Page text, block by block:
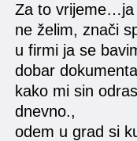
Za to vrijeme…ja
ne želim, znači
u firmi ja se
dobar
kako mi sin
dnevno.,
odem u grad si